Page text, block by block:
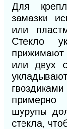
Для
замазки
или
Стекло
или двух
шурупы
стекла,